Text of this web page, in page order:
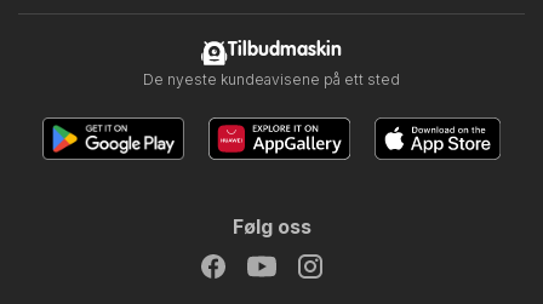
Tilbudmaskin
De nyeste kundeavisene på ett sted
Følg oss